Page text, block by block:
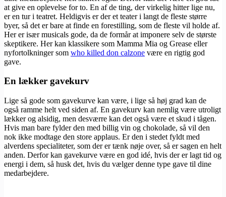
at give en oplevelse for to. En af de ting, der virkelig hitter lige nu,
er en tur i teatret. Heldigvis er der et teater i langt de fleste større
byer, så det er bare at finde en forestilling, som de fleste vil holde af.
Her er især musicals gode, da de formår at imponere selv de største
skeptikere. Her kan klassikere som Mamma Mia og Grease eller
nyfortolkninger som who killed don calzone være en rigtig god
gave.
En lækker gavekurv
Lige så gode som gavekurve kan være, i lige så høj grad kan de
også ramme helt ved siden af. En gavekurv kan nemlig være utroligt
lækker og alsidig, men desværre kan det også være et skud i tågen.
Hvis man bare fylder den med billig vin og chokolade, så vil den
nok ikke modtage den store applaus. Er den i stedet fyldt med
alverdens specialiteter, som der er tænk nøje over, så er sagen en helt
anden. Derfor kan gavekurve være en god idé, hvis der er lagt tid og
energi i dem, så husk det, hvis du vælger denne type gave til dine
medarbejdere.